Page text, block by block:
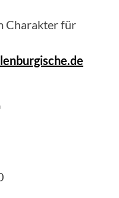
Charakter für